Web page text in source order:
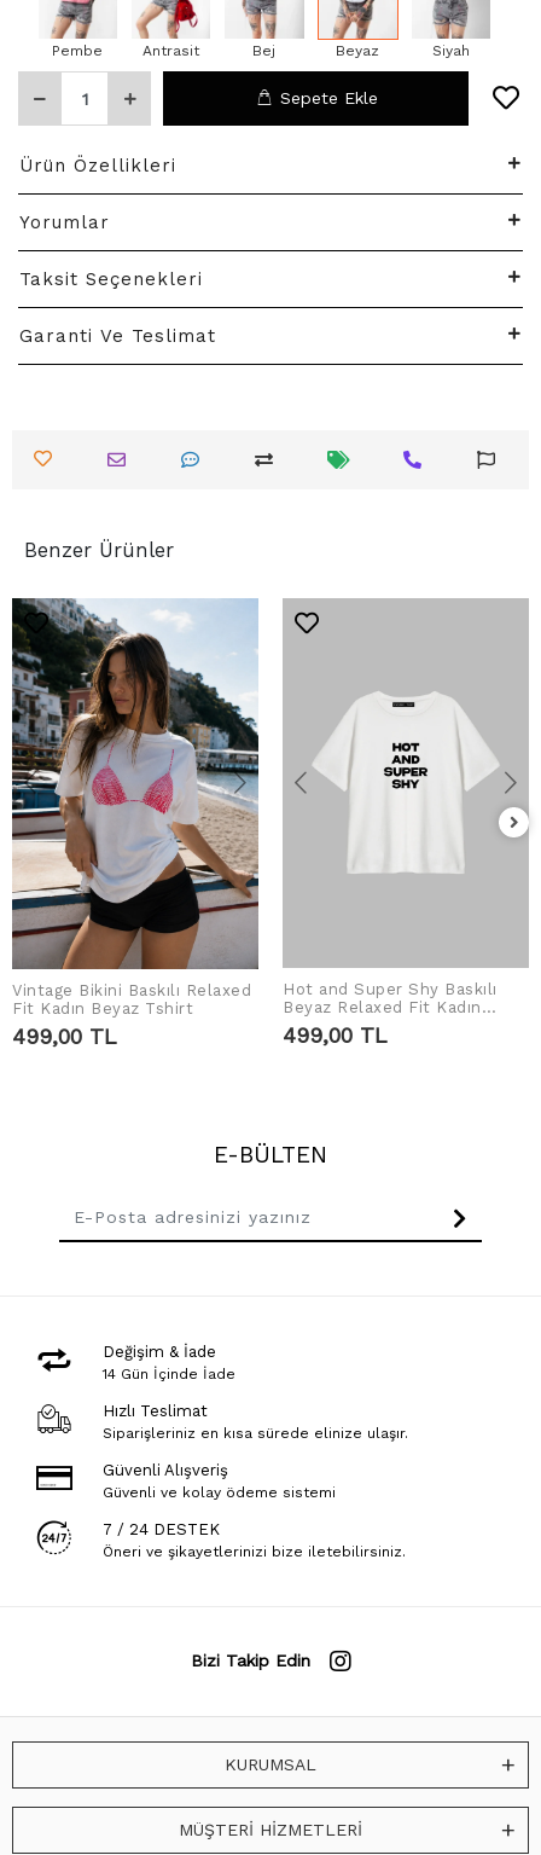
Pembe Antrasit Bej Beyaz Siyah
Sepete Ekle
Ürün Özellikleri
Yorumlar
Taksit Seçenekleri
Garanti Ve Teslimat
Benzer Ürünler
SEPETE EKLE
Vintage Bikini Baskılı Relaxed
Fit Kadın Beyaz Tshirt
499,00 TL
SEPETE EKLE
Hot and Super Shy Baskılı
Beyaz Relaxed Fit Kadın
Tshirt
499,00 TL
E-BÜLTEN
Değişim & İade
14 Gün İçinde İade
Hızlı Teslimat
Siparişleriniz en kısa sürede elinize ulaşır.
Güvenli Alışveriş
Güvenli ve kolay ödeme sistemi
7 / 24 DESTEK
Öneri ve şikayetlerinizi bize iletebilirsiniz.
Bizi Takip Edin
KURUMSAL
MÜŞTERİ HİZMETLERİ